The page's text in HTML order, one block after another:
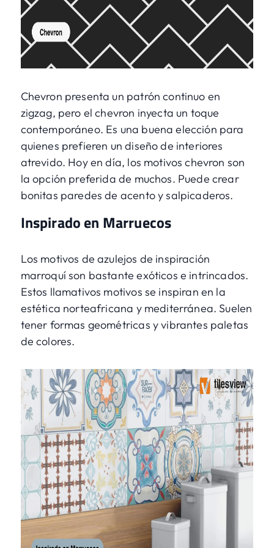
Chevron presenta un patrón continuo en
zigzag, pero el chevron inyecta un toque
contemporáneo. Es una buena elección para
quienes prefieren un diseño de interiores
atrevido. Hoy en día, los motivos chevron son
la opción preferida de muchos. Puede crear
bonitas paredes de acento y salpicaderos.
Inspirado en Marruecos
Los motivos de azulejos de inspiración
marroquí son bastante exóticos e intrincados.
Estos llamativos motivos se inspiran en la
estética norteafricana y mediterránea. Suelen
tener formas geométricas y vibrantes paletas
de colores.